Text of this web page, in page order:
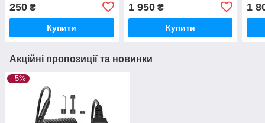
сумісний з iPhone/iPad
(iOS)
250 ₴
Купити
HD1080P. IP67, 2600
мА·год
1 950₴
Купити
1
Акційні пропозиції та новинки
–5%